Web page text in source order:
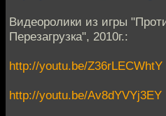
Видеоролики из игры
Перезагрузка", 2010г.:
http://youtu.be/Z36rLECWhtY
http://youtu.be/Av8dYVYj3EY